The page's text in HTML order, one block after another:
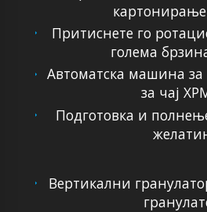
картонирање
Притиснете го
голема
Автоматска машина
за чај
Подготовка и
Вертикални